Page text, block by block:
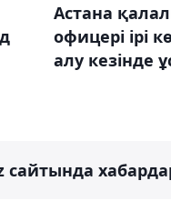
Астана
офицері ірі
алу кезінде